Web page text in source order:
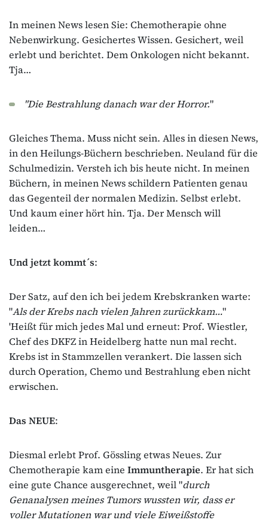
In meinen News lesen Sie: Chemotherapie ohne
Nebenwirkung. Gesichertes Wissen. Gesichert, weil
erlebt und berichtet. Dem Onkologen nicht bekannt.
Tja…
"Die Bestrahlung danach war der Horror."
Gleiches Thema. Muss nicht sein. Alles in diesen News,
in den Heilungs-Büchern beschrieben. Neuland für die
Schulmedizin. Versteh ich bis heute nicht. In meinen
Büchern, in meinen News schildern Patienten genau
das Gegenteil der normalen Medizin. Selbst erlebt.
Und kaum einer hört hin. Tja. Der Mensch will
leiden…
Und jetzt kommt´s:
Der Satz, auf den ich bei jedem Krebskranken warte:
"Als der Krebs nach vielen Jahren zurückkam…"
'Heißt für mich jedes Mal und erneut: Prof. Wiestler,
Chef des DKFZ in Heidelberg hatte nun mal recht.
Krebs ist in Stammzellen verankert. Die lassen sich
durch Operation, Chemo und Bestrahlung eben nicht
erwischen.
Das NEUE:
Diesmal erlebt Prof. Gössling etwas Neues. Zur
Chemotherapie kam eine Immuntherapie. Er hat sich
eine gute Chance ausgerechnet, weil "durch
Genanalysen meines Tumors wussten wir, dass er
voller Mutationen war und viele Eiweißstoffe